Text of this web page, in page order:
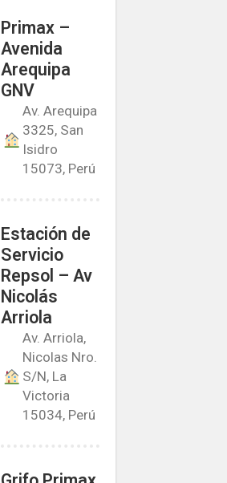
Primax –
Avenida
Arequipa
GNV
Av. Arequipa
3325, San
Isidro
15073, Perú
Estación de
Servicio
Repsol – Av
Nicolás
Arriola
Av. Arriola,
Nicolas Nro.
S/N, La
Victoria
15034, Perú